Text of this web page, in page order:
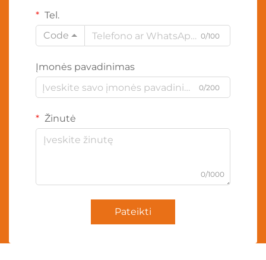
Tel.
Code
0/100
Įmonės pavadinimas
0/200
Žinutė
0/1000
Pateikti